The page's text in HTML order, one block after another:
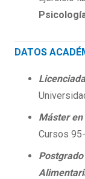
DATOS
Máster
Cursos